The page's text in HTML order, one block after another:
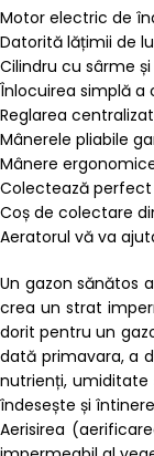
Motor electric de
Datorită lățimii de
Cilindru cu sârme
Înlocuirea simplă a
Reglarea
Mânerele pliabile
Mânere
Colectează
Coș de colectare
Aeratorul vă va
Un gazon sănătos
crea un strat
dorit pentru un
dată primavara, a
nutrienți, umiditate
îndesește și
Aerisirea